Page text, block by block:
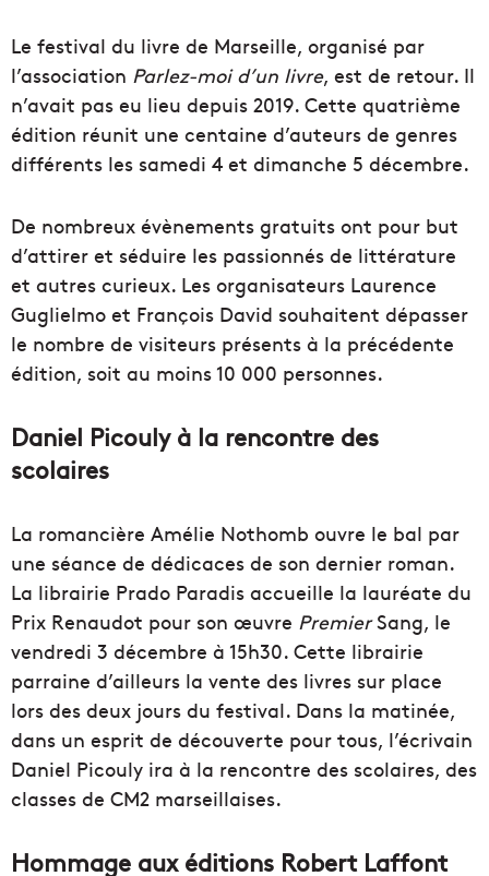
Le festival du livre de Marseille, organisé par
l’association Parlez-moi d’un livre, est de retour. Il
n’avait pas eu lieu depuis 2019. Cette quatrième
édition réunit une centaine d’auteurs de genres
différents les samedi 4 et dimanche 5 décembre.
De nombreux évènements gratuits ont pour but
d’attirer et séduire les passionnés de littérature
et autres curieux. Les organisateurs Laurence
Guglielmo et François David souhaitent dépasser
le nombre de visiteurs présents à la précédente
édition, soit au moins 10 000 personnes.
Daniel Picouly à la rencontre des
scolaires
La romancière Amélie Nothomb ouvre le bal par
une séance de dédicaces de son dernier roman.
La librairie Prado Paradis accueille la lauréate du
Prix Renaudot pour son œuvre PremierSang, le
vendredi 3 décembre à 15h30. Cette librairie
parraine d’ailleurs la vente des livres sur place
lors des deux jours du festival. Dans la matinée,
dans un esprit de découverte pour tous, l’écrivain
Daniel Picouly ira à la rencontre des scolaires, des
classes de CM2 marseillaises.
Hommage aux éditions Robert Laffont